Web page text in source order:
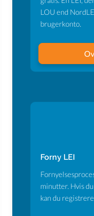
LOU end
brugerkonto.
Forny LEI
minutter. Hvis
kan du